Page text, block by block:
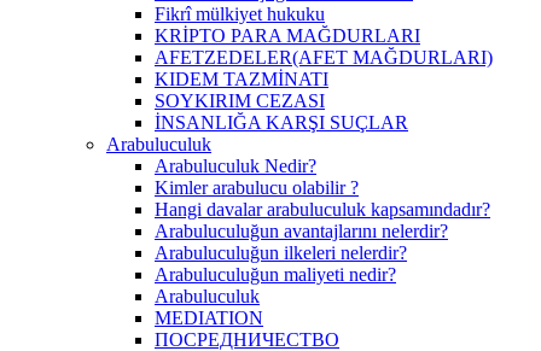
Fikrî mülkiyet hukuku
KRİPTO PARA MAĞDURLARI
AFETZEDELER(AFET MAĞDURLARI)
KIDEM TAZMİNATI
SOYKIRIM CEZASI
İNSANLIĞA KARŞI SUÇLAR
Arabuluculuk
Arabuluculuk Nedir?
Kimler arabulucu olabilir ?
Hangi davalar arabuluculuk kapsamındadır?
Arabuluculuğun avantajlarını nelerdir?
Arabuluculuğun ilkeleri nelerdir?
Arabuluculuğun maliyeti nedir?
Arabuluculuk
MEDIATION
ПОСРЕДНИЧЕСТВО